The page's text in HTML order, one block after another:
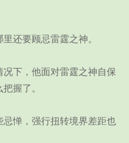
还要顾忌雷霆之神。
下，他面对雷霆之神自保
握了。
惮，强行扭转境界差距也